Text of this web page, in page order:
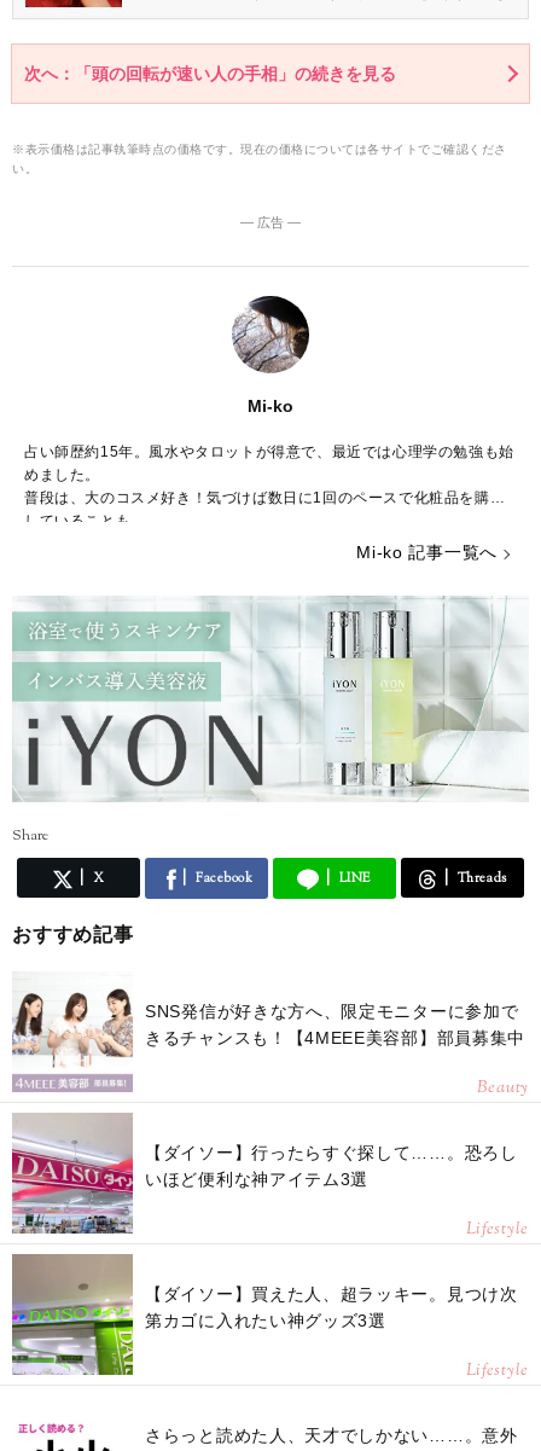
相を5つご紹介します。
次へ：「頭の回転が速い人の手相」の続きを見る
※表示価格は記事執筆時点の価格です。現在の価格については各サイトでご確認くださ
い。
― 広告 ―
Mi-ko
占い師歴約15年。風水やタロットが得意で、最近では心理学の勉強も始
めました。
普段は、大のコスメ好き！気づけば数日に1回のペースで化粧品を購入
していることも……。
ストレスが多い今の時代……癒やしが欲しいという方のために、のんび
Mi-ko 記事一覧へ
Share
X Facebook LINE Threads
おすすめ記事
SNS発信が好きな方へ、限定モニターに参加で
きるチャンスも！【4MEEE美容部】部員募集中
Beauty
【ダイソー】行ったらすぐ探して……。恐ろし
いほど便利な神アイテム3選
Lifestyle
【ダイソー】買えた人、超ラッキー。見つけ次
第カゴに入れたい神グッズ3選
Lifestyle
さらっと読めた人、天才でしかない……。意外